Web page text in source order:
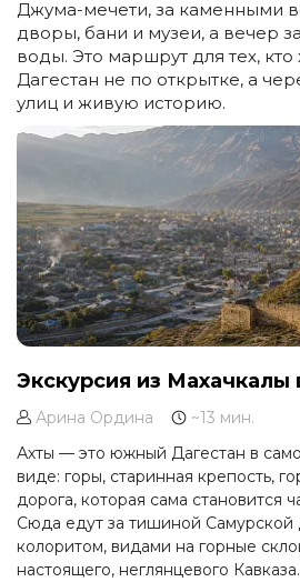
Джума-мечети, за каменными
дворы, бани и музеи, а вечер
воды. Это маршрут для тех, кто
Дагестан не по открытке, а
улиц и живую историю.
Экскурсия из Махачкалы
Арина Ордина
~13 мин.
Ахты — это южный Дагестан в
виде: горы, старинная крепость,
дорога, которая сама становится
Сюда едут за тишиной Самурской
колоритом, видами на горные
настоящего, неглянцевого